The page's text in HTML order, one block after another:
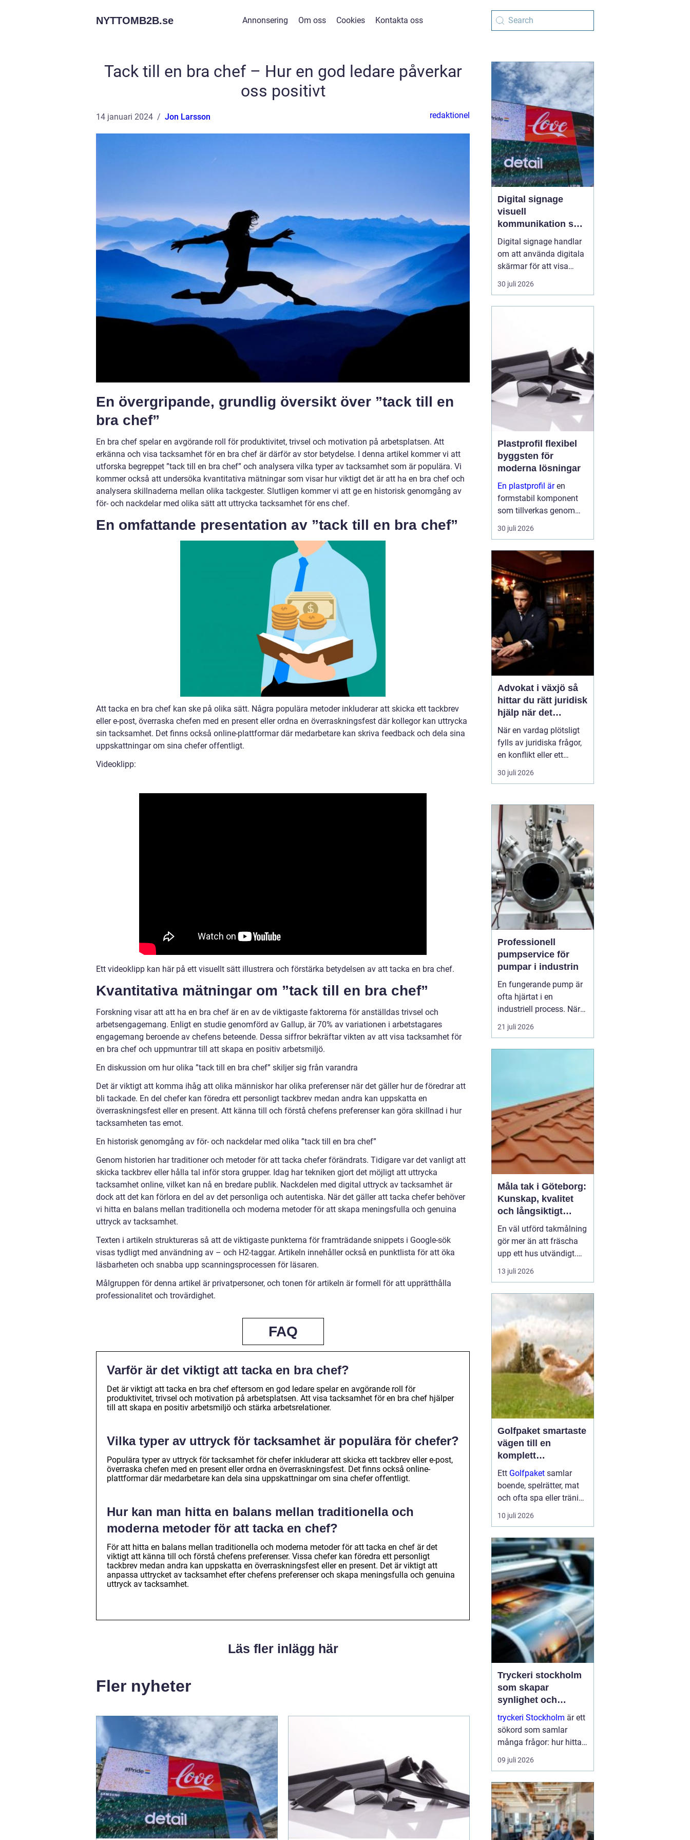
NYTTOMB2B.se Annonsering Om oss Cookies Kontakta oss
Tack till en bra chef – Hur en god ledare påverkar
oss positivt
14 januari 2024 Jon Larsson redaktionel
En övergripande, grundlig översikt över ”tack till en
bra chef”
En bra chef spelar en avgörande roll för produktivitet, trivsel och motivation på arbetsplatsen. Att
erkänna och visa tacksamhet för en bra chef är därför av stor betydelse. I denna artikel kommer vi att
utforska begreppet ”tack till en bra chef” och analysera vilka typer av tacksamhet som är populära. Vi
kommer också att undersöka kvantitativa mätningar som visar hur viktigt det är att ha en bra chef och
analysera skillnaderna mellan olika tackgester. Slutligen kommer vi att ge en historisk genomgång av
för- och nackdelar med olika sätt att uttrycka tacksamhet för ens chef.
En omfattande presentation av ”tack till en bra chef”
Att tacka en bra chef kan ske på olika sätt. Några populära metoder inkluderar att skicka ett tackbrev
eller e-post, överraska chefen med en present eller ordna en överraskningsfest där kollegor kan uttrycka
sin tacksamhet. Det finns också online-plattformar där medarbetare kan skriva feedback och dela sina
uppskattningar om sina chefer offentligt.
Videoklipp:
Ett videoklipp kan här på ett visuellt sätt illustrera och förstärka betydelsen av att tacka en bra chef.
Kvantitativa mätningar om ”tack till en bra chef”
Forskning visar att att ha en bra chef är en av de viktigaste faktorerna för anställdas trivsel och
arbetsengagemang. Enligt en studie genomförd av Gallup, är 70% av variationen i arbetstagares
engagemang beroende av chefens beteende. Dessa siffror bekräftar vikten av att visa tacksamhet för
en bra chef och uppmuntrar till att skapa en positiv arbetsmiljö.
En diskussion om hur olika ”tack till en bra chef” skiljer sig från varandra
Det är viktigt att komma ihåg att olika människor har olika preferenser när det gäller hur de föredrar att
bli tackade. En del chefer kan föredra ett personligt tackbrev medan andra kan uppskatta en
överraskningsfest eller en present. Att känna till och förstå chefens preferenser kan göra skillnad i hur
tacksamheten tas emot.
En historisk genomgång av för- och nackdelar med olika ”tack till en bra chef”
Genom historien har traditioner och metoder för att tacka chefer förändrats. Tidigare var det vanligt att
skicka tackbrev eller hålla tal inför stora grupper. Idag har tekniken gjort det möjligt att uttrycka
tacksamhet online, vilket kan nå en bredare publik. Nackdelen med digital uttryck av tacksamhet är
dock att det kan förlora en del av det personliga och autentiska. När det gäller att tacka chefer behöver
vi hitta en balans mellan traditionella och moderna metoder för att skapa meningsfulla och genuina
uttryck av tacksamhet.
Texten i artikeln struktureras så att de viktigaste punkterna för framträdande snippets i Google-sök
visas tydligt med användning av – och H2-taggar. Artikeln innehåller också en punktlista för att öka
läsbarheten och snabba upp scanningsprocessen för läsaren.
Målgruppen för denna artikel är privatpersoner, och tonen för artikeln är formell för att upprätthålla
professionalitet och trovärdighet.
FAQ
Varför är det viktigt att tacka en bra chef?
Det är viktigt att tacka en bra chef eftersom en god ledare spelar en avgörande roll för
produktivitet, trivsel och motivation på arbetsplatsen. Att visa tacksamhet för en bra chef hjälper
till att skapa en positiv arbetsmiljö och stärka arbetsrelationer.
Vilka typer av uttryck för tacksamhet är populära för chefer?
Populära typer av uttryck för tacksamhet för chefer inkluderar att skicka ett tackbrev eller e-post,
överraska chefen med en present eller ordna en överraskningsfest. Det finns också online-
plattformar där medarbetare kan dela sina uppskattningar om sina chefer offentligt.
Hur kan man hitta en balans mellan traditionella och
moderna metoder för att tacka en chef?
För att hitta en balans mellan traditionella och moderna metoder för att tacka en chef är det
viktigt att känna till och förstå chefens preferenser. Vissa chefer kan föredra ett personligt
tackbrev medan andra kan uppskatta en överraskningsfest eller en present. Det är viktigt att
anpassa uttrycket av tacksamhet efter chefens preferenser och skapa meningsfulla och genuina
uttryck av tacksamhet.
Läs fler inlägg här
Fler nyheter
Digital signage
visuell
kommunikation som
fångar blicken
Digital signage handlar
om att använda digitala
skärmar för att visa
rörlig bild, text och grafik
på ett sätt som
offentliga platser
ersätter digitala skärmar
allt oftare...
30 juli 2026
Plastprofil flexibel
byggsten för
moderna lösningar
En plastprofil ären
formstabil komponent
som tillverkas genom
extrudering av plast, ofta
i långa längder och med
geometri. Profilerna
används som tätningar,
lister, s...
30 juli 2026
Advokat i växjö så
hittar du rätt juridisk
hjälp när det
verkligen gäller
När en vardag plötsligt
fylls av juridiska frågor,
en konflikt eller ett
myndighetsbeslut som
känns övermäktigt,
som både kan lagen och
förstår människan
bakom problemet. Att
anlita
en advokat ...
30 juli 2026
Professionell
pumpservice för
pumpar i industrin
En fungerande pump är
ofta hjärtat i en
industriell process. När
pumpen stannar, stannar
produktionen. Därför
21 juli 2026
Måla tak i Göteborg:
Kunskap, kvalitet
och långsiktigt
skydd vid
takmålning i
Göteborg
En väl utförd takmålning
gör mer än att fräscha
upp ett hus utvändigt.
Den förlänger takets
livslängd, skyddar mot
spara stora pengar på
sikt. I en kuststad som
Göteb...
13 juli 2026
Golfpaket smartaste
vägen till en
komplett
golfupplevelse
Ett Golfpaket samlar
boende, spelrätter, mat
och ofta spa eller träning
i en och samma
bokning. För dig som vill
banan och minimera
krånglet med logistik är
ett genomtänkt p...
10 juli 2026
Tryckeri stockholm
som skapar
synlighet och
förtroende
tryckeri Stockholm är ett
sökord som samlar
många frågor: hur hittar
man rätt leverantör, vad
skiljer kvalitetstryck från
hur säkerställer man att
varumärket verkligen
lyfts fram? I en sta...
09 juli 2026